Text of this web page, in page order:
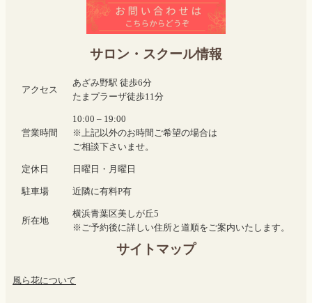
サロン・スクール情報
アクセス
あざみ野駅 徒歩6分
たまプラーザ徒歩11分
営業時間
10:00 – 19:00
※上記以外のお時間ご希望の場合は
ご相談下さいませ。
定休日 日曜日・月曜日
駐車場 近隣に有料P有
所在地
横浜青葉区美しが丘5
※ご予約後に詳しい住所と道順をご案内いたします。
サイトマップ
風ら花について